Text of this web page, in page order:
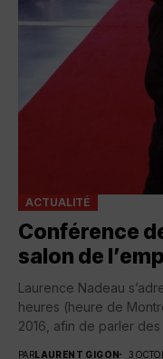
ACTUALITÉ
Conférence
salon de
Laurence Nadeau
heures (heure de
2016, afin de parler
PAR LAURENT GIGON 3